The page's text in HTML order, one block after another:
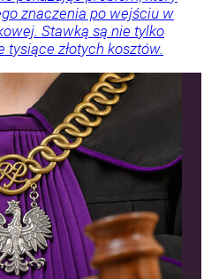
znaczenia po wejściu w
Stawką są nie tylko
tysiące złotych kosztów.